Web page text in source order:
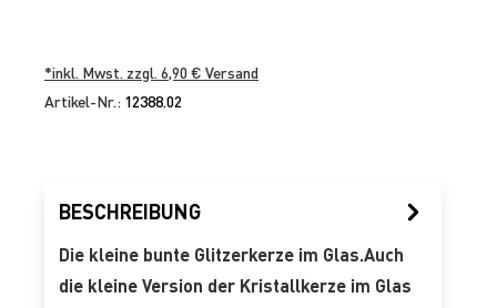
*inkl. Mwst. zzgl. 6,90 € Versand
Artikel-Nr.: 12388.02
BESCHREIBUNG
Die kleine bunte Glitzerkerze im Glas.Auch
die kleine Version der Kristallkerze im Glas